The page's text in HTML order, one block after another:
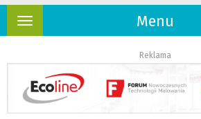
Menu
Rozwiń
Reklama